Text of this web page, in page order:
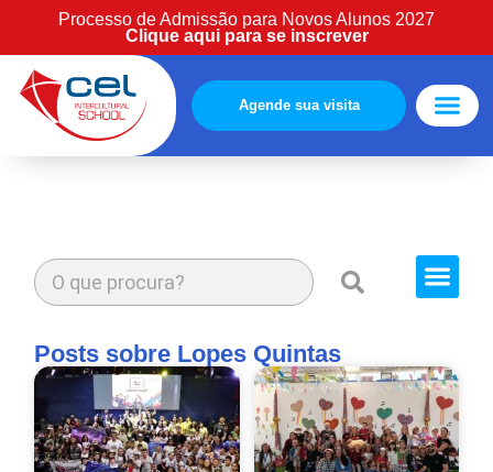
Processo de Admissão para Novos Alunos 2027
Clique aqui para se inscrever
Agende sua visita
Posts sobre Lopes Quintas